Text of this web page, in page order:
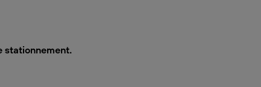
stationnement.